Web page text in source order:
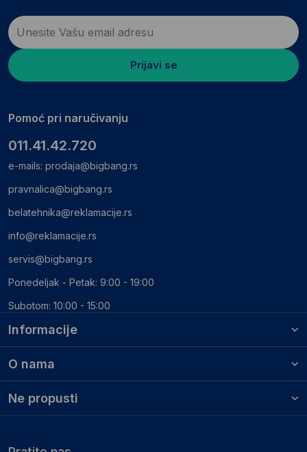
Informacije
O nama
Ne propusti
Prijavi se
Pomoć pri naručivanju
011.41.42.720
e-mails: prodaja@bigbang.rs
pravnalica@bigbang.rs
belatehnika@reklamacije.rs
info@reklamacije.rs
servis@bigbang.rs
Ponedeljak - Petak: 9:00 - 19:00
Subotom: 10:00 - 15:00